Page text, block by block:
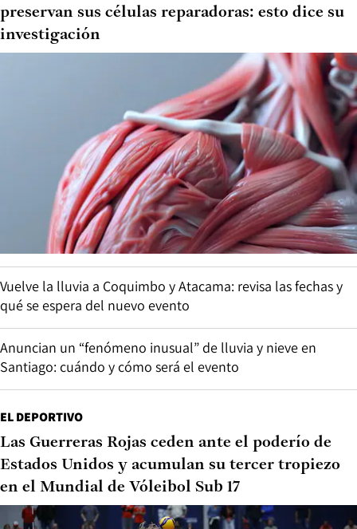
preservan sus células reparadoras: esto dice su
investigación
Vuelve la lluvia a Coquimbo y Atacama: revisa las fechas y
qué se espera del nuevo evento
Anuncian un “fenómeno inusual” de lluvia y nieve en
Santiago: cuándo y cómo será el evento
EL DEPORTIVO
Las Guerreras Rojas ceden ante el poderío de
Estados Unidos y acumulan su tercer tropiezo
en el Mundial de Vóleibol Sub 17